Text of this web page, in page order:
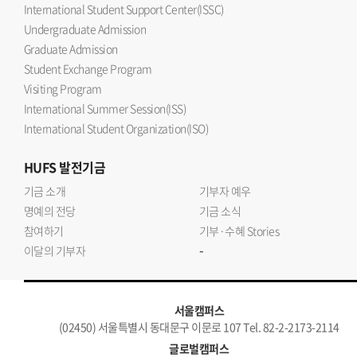
International Student Support Center(ISSC)
Undergraduate Admission
Graduate Admission
Student Exchange Program
Visiting Program
International Summer Session(ISS)
International Student Organization(ISO)
HUFS발전기금
기금 소개
기부자 예우
명예의 전당
기금 소식
참여하기
기부·수혜 Stories
이달의 기부자
-
서울캠퍼스
(02450) 서울특별시 동대문구 이문로 107 Tel. 82-2-2173-2114
글로벌캠퍼스